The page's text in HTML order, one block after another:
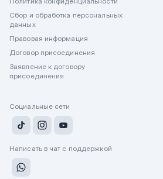
Сбор и обработка персональных
данных
Правовая информация
Договор присоединения
Заявление к договору
присоединения
Социальные сети
Написать в чат с поддержкой